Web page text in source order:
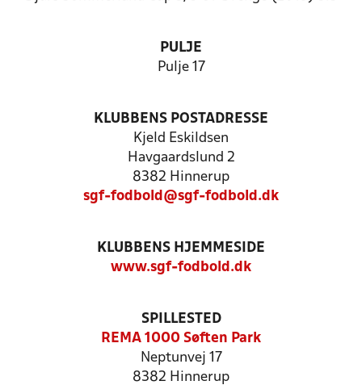
PULJE
Pulje 17
KLUBBENS POSTADRESSE
Kjeld Eskildsen
Havgaardslund 2
8382 Hinnerup
sgf-fodbold@sgf-fodbold.dk
KLUBBENS HJEMMESIDE
www.sgf-fodbold.dk
SPILLESTED
REMA 1000 Søften Park
Neptunvej 17
8382 Hinnerup